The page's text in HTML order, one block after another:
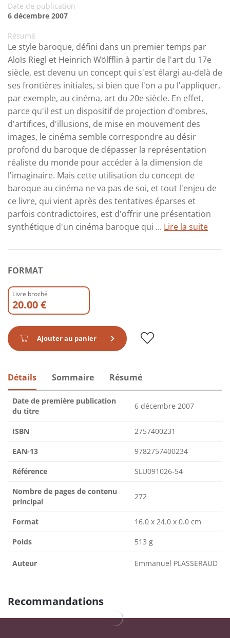
Date de publication
6 décembre 2007
Résumé
Le style baroque, défini dans un premier temps par
Aloïs Riegl et Heinrich Wölfflin à partir de l'art du 17e
siècle, est devenu un concept qui s'est élargi au-delà de
ses frontières initiales, si bien que l'on a pu l'appliquer,
par exemple, au cinéma, art du 20e siècle. En effet,
parce qu'il est un dispositif de projection d'ombres,
d'artifices, d'illusions, de mise en mouvement des
images, le cinéma semble correspondre au désir
profond du baroque de dépasser la représentation
réaliste du monde pour accéder à la dimension de
l'imaginaire. Mais cette utilisation du concept de
baroque au cinéma ne va pas de soi, et tout l'enjeu de
ce livre, qui vient après des tentatives éparses et
parfois contradictoires, est d'offrir une présentation
synthétique d'un cinéma baroque qui ... Lire la suite
FORMAT
Livre broché
20.00 €
Ajouter au panier
Détails Sommaire Résumé
Date de première publication
du titre
6 décembre 2007
ISBN 2757400231
EAN-13 9782757400234
Référence SLU091026-54
Nombre de pages de contenu
principal
272
Format 16.0 x 24.0 x 0.0 cm
Poids 513 g
Auteur Emmanuel PLASSERAUD
Recommandations